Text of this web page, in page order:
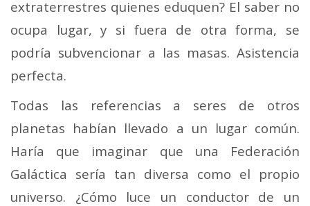
extraterrestres quienes eduquen? El saber no
ocupa lugar, y si fuera de otra forma, se
podría subvencionar a las masas. Asistencia
perfecta.
Todas las referencias a seres de otros
planetas habían llevado a un lugar común.
Haría que imaginar que una Federación
Galáctica sería tan diversa como el propio
universo. ¿Cómo luce un conductor de un